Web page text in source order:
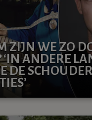
ZIJN WE ZO
‘IN ANDERE
DE